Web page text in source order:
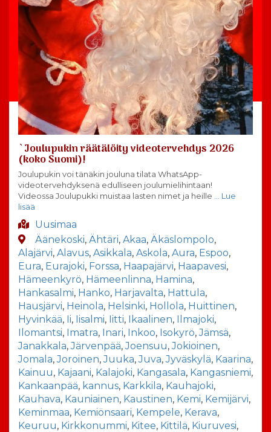
`Joulupukin räätälöity videotervehdys 2026
(koko Suomi)!
Joulupukin voi tänäkin jouluna tilata WhatsApp-
videotervehdyksenä edulliseen joulumielihintaan!
Videossa Joulupukki muistaa lasten nimet ja heille … Lue
lisää
Uusimaa
Äänekoski, Ähtäri, Akaa, Äkäslompolo,
Alajärvi, Alavus, Asikkala, Askola, Aura, Espoo,
Eura, Eurajoki, Forssa, Haapajärvi, Haapavesi,
Hämeenkyrö, Hämeenlinna, Hamina,
Hankasalmi, Hanko, Harjavalta, Hattula,
Hausjärvi, Heinola, Helsinki, Hollola, Huittinen,
Hyvinkää, Ii, Iisalmi, Iitti, Ikaalinen, Ilmajoki,
Ilomantsi, Imatra, Inari, Inkoo, Isokyrö,Jämsä,
Janakkala,Järvenpää,Joensuu,Jokioinen,
Jomala,Joroinen,Juuka,Juva,Jyväskylä, Kaarina,
Kainuu, Kajaani, Kalajoki, Kangasala, Kangasniemi,
Kankaanpää, kannus, Karkkila, Kauhajoki,
Kauhava, Kauniainen, Kaustinen, Kemi, Kemijärvi,
Keminmaa, Kemiönsaari, Kempele, Kerava,
Keuruu, Kirkkonummi, Kitee, Kittilä, Kiuruvesi,